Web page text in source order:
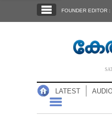
NOTIFIED NEWS
FOUNDER EDITOR
LATEST